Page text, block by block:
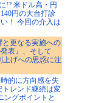
!? 米ドル高・円
円の大台打診
！ 今回の介入は
と更なる実施への
表』、そして
上げへの思惑に注
的に方向感を失
トレンド継続は変
ングポイントと